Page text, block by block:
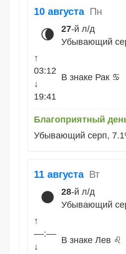
10 августа Пн
🌘 27-й л/д
Убывающий
↑
03:12
↓
19:41
В знаке Рак ♋
Благоприятный
Убывающий серп,
11 августа Вт
🌑 28-й л/д
Убывающий
↑
––:––
↓
В знаке Лев ♌